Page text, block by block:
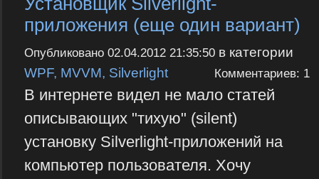
приложения (еще один вариант)
Опубликовано 02.04.2012 21:35:50в категории
WPF, MVVM, Silverlight
Комментариев: 1
В интернете видел не мало статей
описывающих "тихую" (silent)
установку Silverlight-приложений на
компьютер пользователя. Хочу